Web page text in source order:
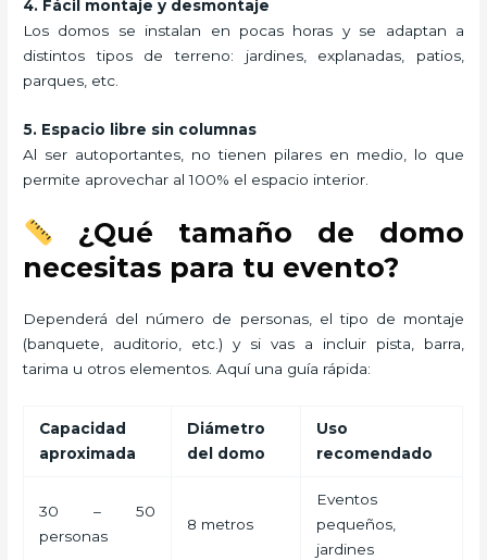
4. Fácil montaje y desmontaje
Los domos se instalan en pocas horas y se adaptan a
distintos tipos de terreno: jardines, explanadas, patios,
parques, etc.
5. Espacio libre sin columnas
Al ser autoportantes, no tienen pilares en medio, lo que
permite aprovechar al 100% el espacio interior.
¿Qué tamaño de domo
necesitas para tu evento?
Dependerá del número de personas, el tipo de montaje
(banquete, auditorio, etc.) y si vas a incluir pista, barra,
tarima u otros elementos. Aquí una guía rápida:
Capacidad
aproximada
Diámetro
del domo
Uso
recomendado
30 – 50
personas
8 metros
Eventos
pequeños,
jardines